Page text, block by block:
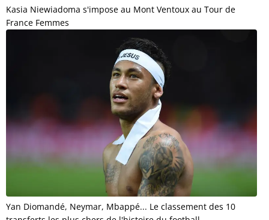
Kasia Niewiadoma s'impose au Mont Ventoux au Tour de
France Femmes
Yan Diomandé, Neymar, Mbappé... Le classement des 10